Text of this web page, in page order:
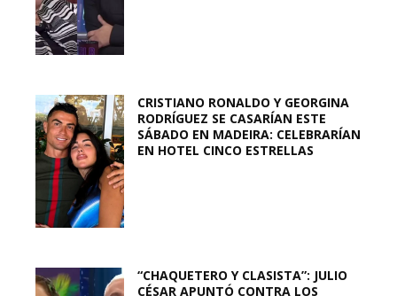
CRISTIANO RONALDO Y GEORGINA
RODRÍGUEZ SE CASARÍAN ESTE
SÁBADO EN MADEIRA: CELEBRARÍAN
EN HOTEL CINCO ESTRELLAS
“CHAQUETERO Y CLASISTA”: JULIO
CÉSAR APUNTÓ CONTRA LOS